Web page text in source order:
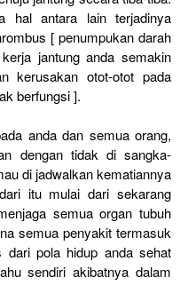
hal antara lain terjadinya
[ penumpukan darah
jantung anda semakin
kerusakan otot-otot pada
berfungsi ].
anda dan semua orang,
dengan tidak di sangka-
di jadwalkan kematiannya
itu mulai dari sekarang
semua organ tubuh
semua penyakit termasuk
dari pola hidup anda sehat
sendiri akibatnya dalam